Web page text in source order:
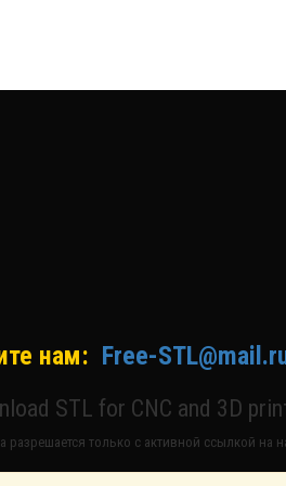
нам: Free-
STL for CNC and 3D
разрешается только с активной ссылкой на